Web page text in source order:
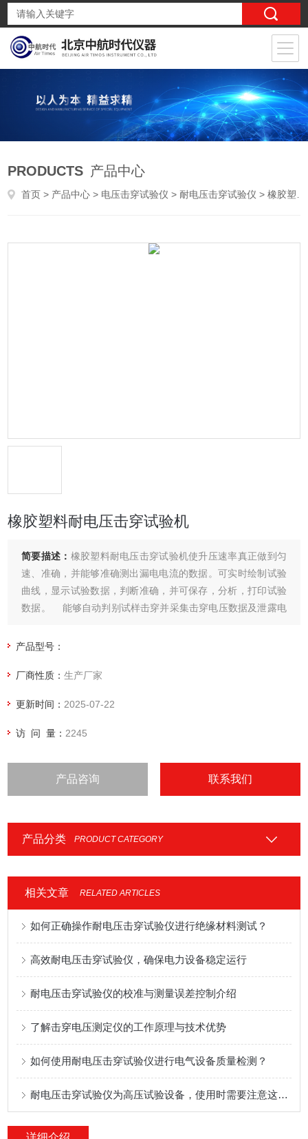
PRODUCTS 产品中心
首页 > 产品中心 > 电压击穿试验仪 > 耐电压击穿试验仪 > 橡胶塑料耐电压击穿试验机
橡胶塑料耐电压击穿试验机
简要描述： 橡胶塑料耐电压击穿试验机使升压速率真正做到匀
速、准确，并能够准确测出漏电电流的数据。可实时绘制试验
曲线，显示试验数据，判断准确，并可保存，分析，打印试验
数据。 能够自动判别试样击穿并采集击穿电压数据及泄露电
操作方便，性能稳定，安全可靠。
产品型号：
厂商性质：生产厂家
更新时间： 2025-07-22
访 问 量： 2245
产品咨询 联系我们
产品分类 PRODUCT CATEGORY
相关文章 RELATED ARTICLES
如何正确操作耐电压击穿试验仪进行绝缘材料测试？
高效耐电压击穿试验仪，确保电力设备稳定运行
耐电压击穿试验仪的校准与测量误差控制介绍
了解击穿电压测定仪的工作原理与技术优势
如何使用耐电压击穿试验仪进行电气设备质量检测？
耐电压击穿试验仪为高压试验设备，使用时需要注意这几点